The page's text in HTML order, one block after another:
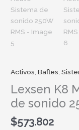
Activos,Bafles,
Lexsen K8
de sonido
$573.802